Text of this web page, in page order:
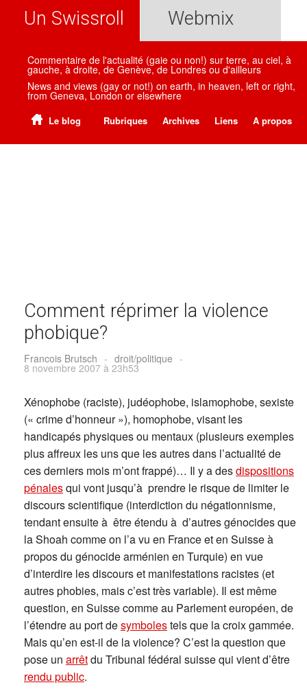
Un Swissroll Webmix
Commentaire de l'actualité (gaie ou non!) sur terre, au ciel, à
gauche, à droite, de Genève, de Londres ou d'ailleurs
News and views (gay or not!) on earth, in heaven, left or right,
from Geneva, London or elsewhere
Le blog Rubriques Archives Liens A propos
Comment réprimer la violence
phobique?
Francois Brutsch - droit/politique -
8 novembre 2007 à 23h53
Xénophobe (raciste), judéophobe, islamophobe, sexiste
(« crime d’honneur »), homophobe, visant les
handicapés physiques ou mentaux (plusieurs exemples
plus affreux les uns que les autres dans l’actualité de
ces derniers mois m’ont frappé)… Il y a desdispositions
pénalesqui vont jusqu’à prendre le risque de limiter le
discours scientifique (interdiction du négationnisme,
tendant ensuite à être étendu à d’autres génocides que
la Shoah comme on l’a vu en France et en Suisse à
propos du génocide arménien en Turquie) en vue
d’interdire les discours et manifestations racistes (et
autres phobies, mais c’est très variable). Il est même
question, en Suisse comme au Parlement européen, de
l’étendre au port desymbolestels que la croix gammée.
Mais qu’en est-il de la violence? C’est la question que
pose un arrêtdu Tribunal fédéral suisse qui vient d’être
rendu public.